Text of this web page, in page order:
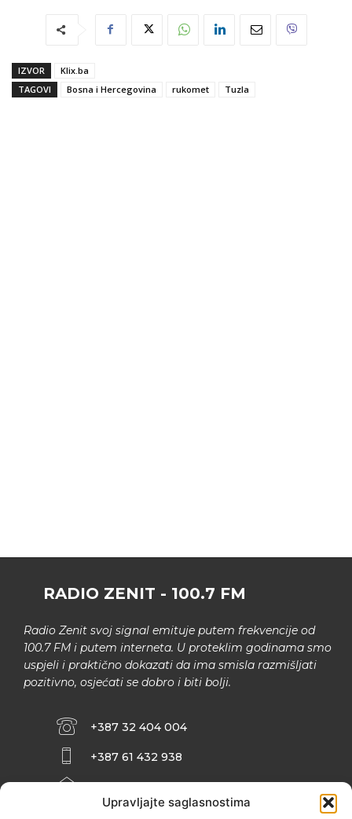
Upravljajte saglasnostima
IZVOR
Klix.ba
TAGOVI
Bosna i Hercegovina rukomet Tuzla
RADIO ZENIT - 100.7 FM
Radio Zenit svoj signal emituje putem frekvencije od
100.7 FM i putem interneta. U proteklim godinama smo
uspjeli i praktično dokazati da ima smisla razmišljati
pozitivno, osjećati se dobro i biti bolji.
+387 32 404 004
+387 61 432 938
INFO@ZENIT.BA